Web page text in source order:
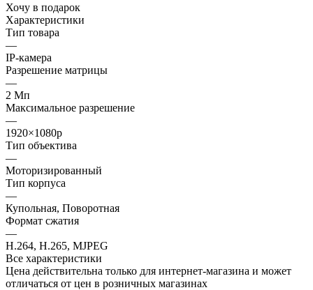
Хочу в подарок
Характеристики
Тип товара
—
IP-камера
Разрешение матрицы
—
2 Мп
Максимальное разрешение
—
1920×1080p
Тип объектива
—
Моторизированный
Тип корпуса
—
Купольная, Поворотная
Формат сжатия
—
H.264, H.265, MJPEG
Все характеристики
Цена действительна только для интернет-магазина и может
отличаться от цен в розничных магазинах